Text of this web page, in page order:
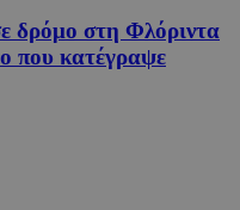
δρόμο στη Φλόριντα
που κατέγραψε